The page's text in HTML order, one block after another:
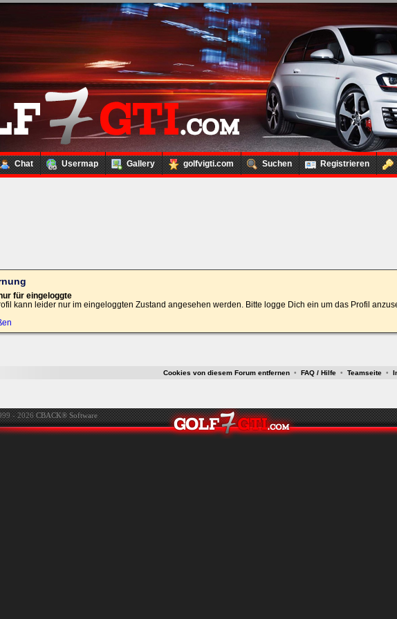
Chat Usermap Gallery golfvigti.com Suchen Registrieren
Loginbox
Trage
bitte
in
die
nachfolgenden
Felder
Deinen
Benutzernamen
und
Kennwort
ein,
um
Bei jedem Besuch
automatisch einloggen.
für eingeloggte
kann leider nur im eingeloggten Zustand angesehen werden. Bitte logge Dich ein um das Profil
Cookies von diesem Forum entfernen • FAQ / Hilfe • Teamseite •
- 2026CBACK® Software